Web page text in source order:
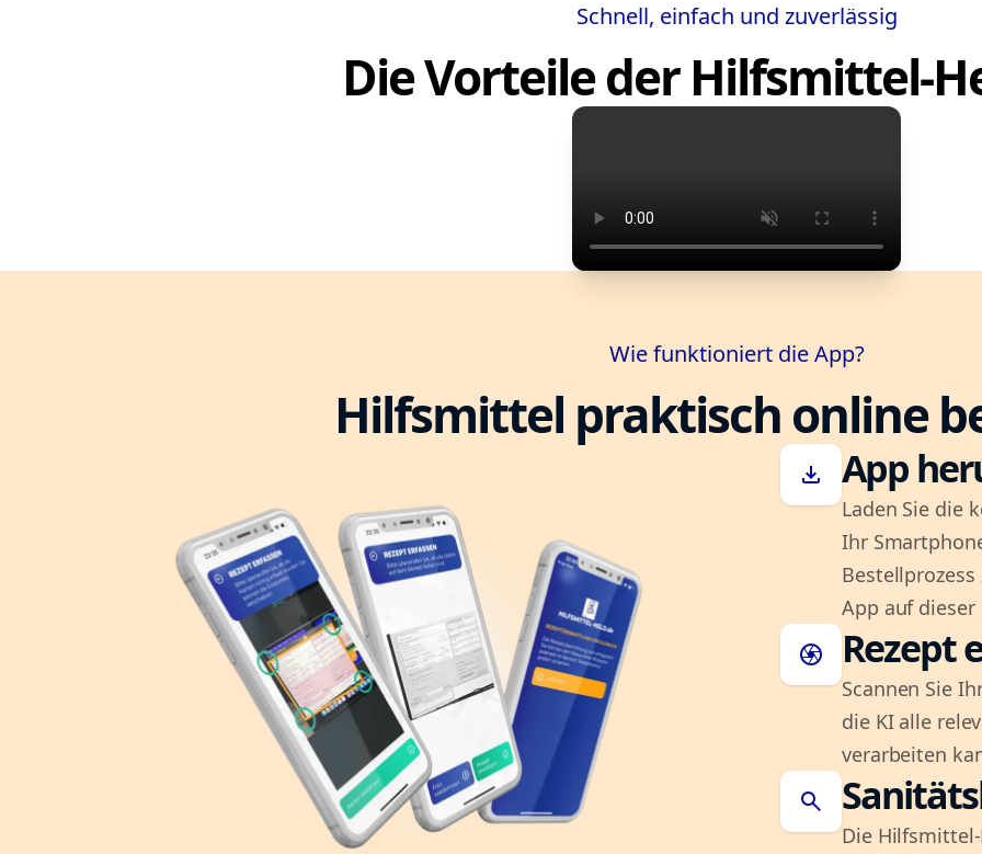
Schnell, einfach und zuverlässig
Die Vorteile der Hilfsmittel-
Wie funktioniert die App?
Hilfsmittel praktisch online
download App
Laden Sie die
Ihr
App auf dieser
camera Rezept
Scannen Sie
die KI alle
verarbeiten
search
Die